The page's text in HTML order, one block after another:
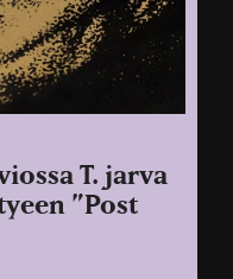
T. jarva
”Post